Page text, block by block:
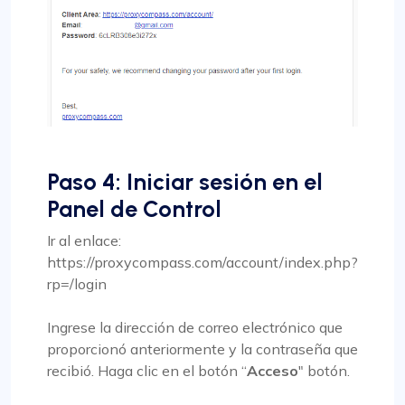
Paso 4: Iniciar sesión en el
Panel de Control
Ir al enlace:
https://proxycompass.com/account/index.php?
rp=/login
Ingrese la dirección de correo electrónico que
proporcionó anteriormente y la contraseña que
recibió. Haga clic en el botón “Acceso" botón.